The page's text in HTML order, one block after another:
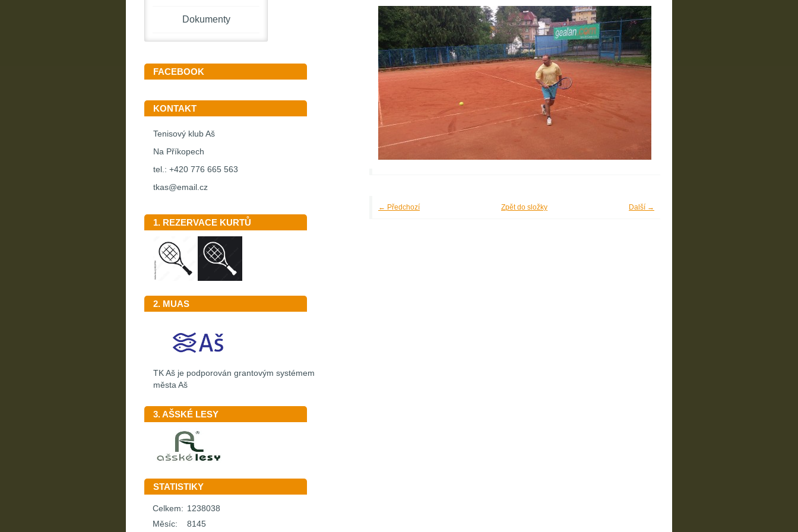
← Předchozí Další →
Zpět do složky
Dokumenty
FACEBOOK
KONTAKT
Tenisový klub Aš
Na Příkopech
tel.: +420 776 665 563
tkas@email.cz
1. REZERVACE KURTŮ
2. MUAS
TK Aš je podporován grantovým systémem
města Aš
3. AŠSKÉ LESY
STATISTIKY
Celkem: 1238038
Měsíc:
8145